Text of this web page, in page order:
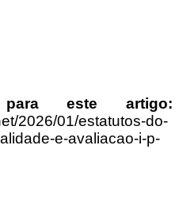
para este artigo:
2026/01/estatutos-do-
e-avaliacao-i-p-